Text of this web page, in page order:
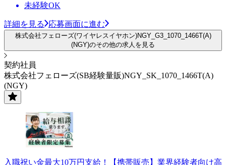
未経験OK
詳細を見る 応募画面に進む
株式会社フェローズ(ワイヤレスイヤホン)NGY_G3_1070_1466T(A)
(NGY)のその他の求人を見る
契約社員
株式会社フェローズ(SB経験量販)NGY_SK_1070_1466T(A)
(NGY)
入職祝い金最大10万円支給！【携帯販売】業界経験者向け高